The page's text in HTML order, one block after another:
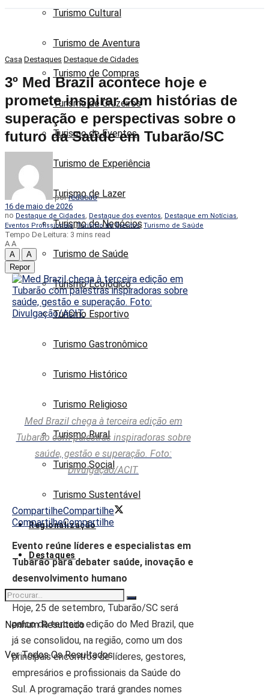
Turismo Cultural
Turismo de Aventura
Turismo de Compras
Turismo de Cruzeiros
Turismo de Eventos
Turismo de Experiência
Turismo de Lazer
Turismo de Negócios
Turismo de Saúde
Turismo Ecológico
Turismo Esportivo
Turismo Gastronômico
Turismo Histórico
Turismo Religioso
Turismo Rural
Turismo Social
Turismo Sustentável
Regionalização
Destaques
Nenhum Resultado
Ver Todos Os Resultados
Casa Destaques Destaque de Cidades
3º Med Brazil acontece hoje e
promete inspirar com histórias de
superação e perspectivas sobre o
futuro da Saúde em Tubarão/SC
por redacao
16 de maio de 2026
no Destaque de Cidades Destaque dos eventos Destaque em Notícias
Eventos Profissionais,Turismo de Eventos, Turismo de Saúde
Tempo De Leitura: 3 mins read
A A
A
A
Repor
Med Brazil chega à terceira edição em
Tubarão com palestras inspiradoras sobre
saúde, gestão e superação. Foto:
Divulgação/ACIT.
CompartilheCompartilhe
CompartilheCompartilhe
Evento reúne líderes e especialistas em
Tubarão para debater saúde, inovação e
desenvolvimento humano
Hoje, 25 de setembro, Tubarão/SC será
palco da terceira edição do Med Brazil, que
já se consolidou, na região, como um dos
principais encontros de líderes, gestores,
empresários e profissionais da Saúde do
Sul. A programação trará grandes nomes